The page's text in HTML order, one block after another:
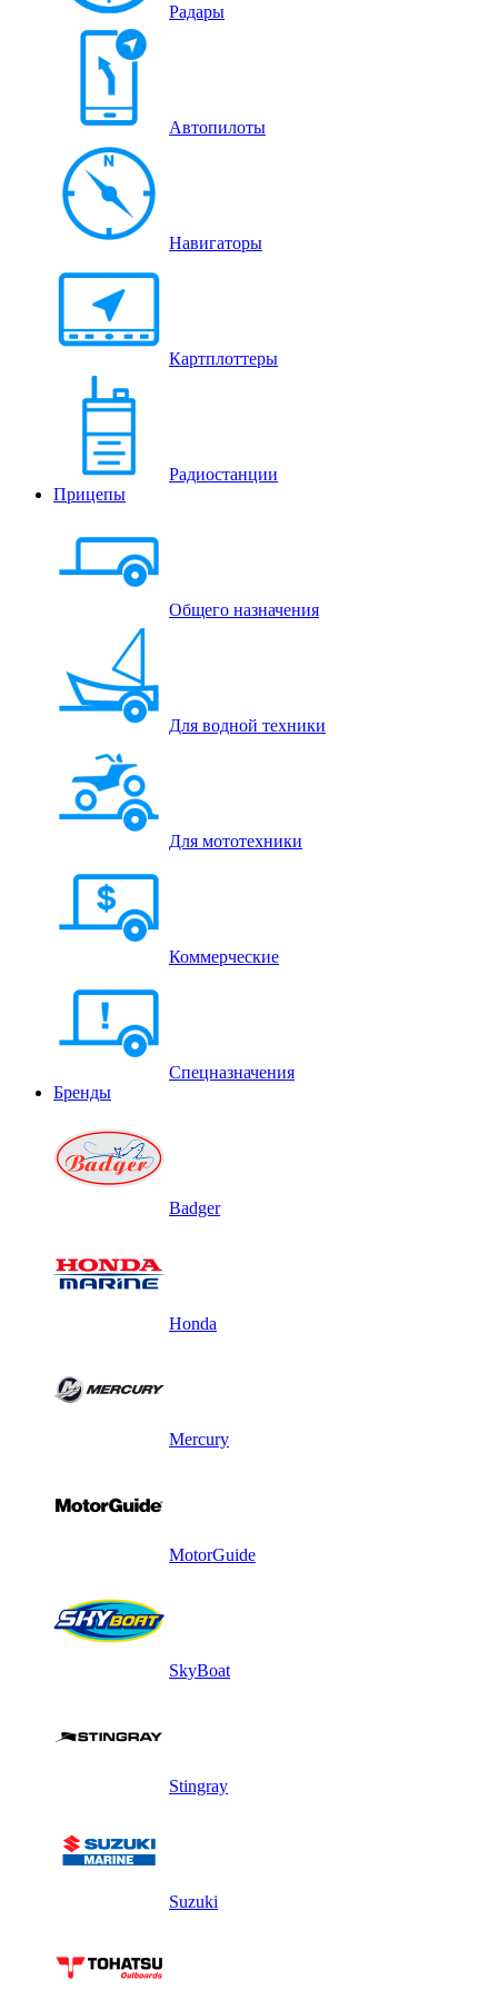
Радары
Автопилоты
Навигаторы
Картплоттеры
Радиостанции
Прицепы
Общего назначения
Для водной техники
Для мототехники
Коммерческие
Спецназначения
Бренды
Badger
Honda
Mercury
MotorGuide
SkyBoat
Stingray
Suzuki